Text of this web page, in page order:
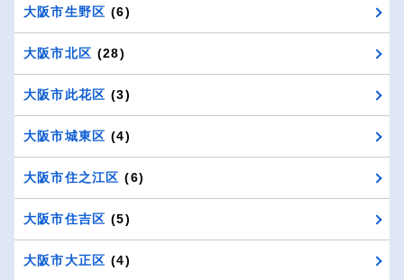
大阪市生野区 (6)
大阪市北区 (28)
大阪市此花区 (3)
大阪市城東区 (4)
大阪市住之江区 (6)
大阪市住吉区 (5)
大阪市大正区 (4)